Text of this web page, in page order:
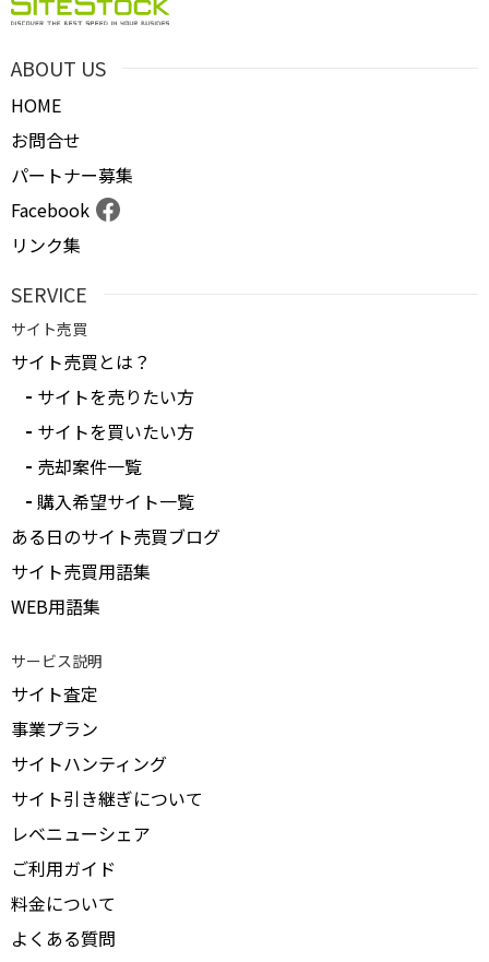
ABOUT US
HOME
お問合せ
パートナー募集
Facebook
リンク集
SERVICE
サイト売買
サイト売買とは？
サイトを売りたい方
サイトを買いたい方
売却案件一覧
購入希望サイト一覧
ある日のサイト売買ブログ
サイト売買用語集
WEB用語集
サービス説明
サイト査定
事業プラン
サイトハンティング
サイト引き継ぎについて
レベニューシェア
ご利用ガイド
料金について
よくある質問